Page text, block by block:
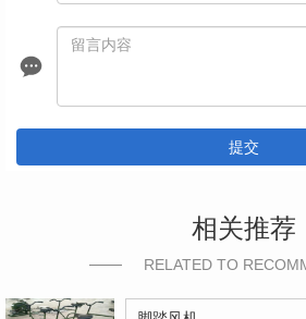
提交
相关推荐
RELATED TO